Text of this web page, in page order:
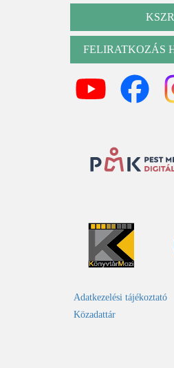
KSZR
FELIRATKOZÁS
Adatkezelési tájékoztató
Közadattár